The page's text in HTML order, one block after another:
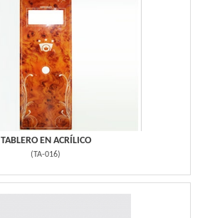
TABLERO EN ACRÍLICO
(TA-016)